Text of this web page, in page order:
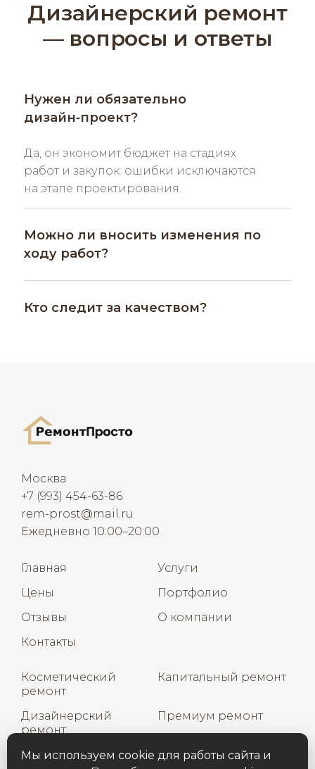
Дизайнерский ремонт
— вопросы и ответы
Нужен ли обязательно
дизайн‑проект?
Да, он экономит бюджет на стадиях
работ и закупок: ошибки исключаются
на этапе проектирования.
Можно ли вносить изменения по
ходу работ?
Кто следит за качеством?
Москва
+7 (993) 454-63-86
rem-prost@mail.ru
Ежедневно 10:00–20:00
Главная
Услуги
Цены
Портфолио
Отзывы
О компании
Контакты
Косметический
ремонт
Капитальный ремонт
Дизайнерский
ремонт
Премиум ремонт
Дизайн интерьера
Мы используем cookie для работы сайта и